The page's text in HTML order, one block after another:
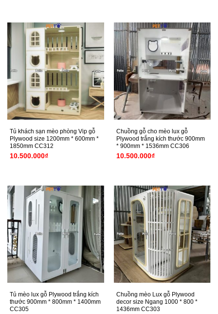
Tủ khách sạn mèo phòng Vip gỗ
Plywood size 1200mm * 600mm *
1850mm CC312
10.500.000₫
Chuồng gỗ cho mèo lux gỗ
Plywood trắng kích thước 900mm
* 900mm * 1536mm CC306
10.500.000₫
Tủ mèo lux gỗ Plywood trắng kích
thước 900mm * 800mm * 1400mm
CC305
Chuồng mèo Lux gỗ Plywood
decor size Ngang 1000 * 800 *
1436mm CC303